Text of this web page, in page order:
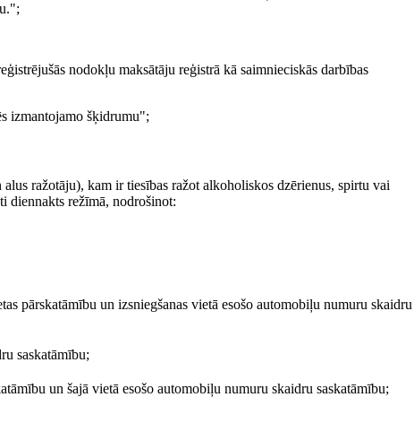
nodokļu maksātāju reģistrā kā saimnieciskās darbības
izmantojamo šķidrumu";
ražotāju), kam ir tiesības ražot alkoholiskos dzērienus, spirtu vai
diennakts režīmā, nodrošinot:
pārskatāmību un izsniegšanas vietā esošo automobiļu numuru skaidru
saskatāmību;
un šajā vietā esošo automobiļu numuru skaidru saskatāmību;